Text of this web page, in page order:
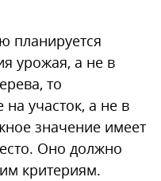
планируется
урожая, а не в
то
участок, а не в
значение имеет
Оно должно
критериям.